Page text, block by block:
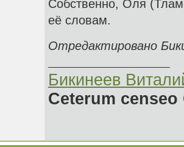
Собственно, Оля
её словам.
Отредактировано
Бикинеев
Ceterum